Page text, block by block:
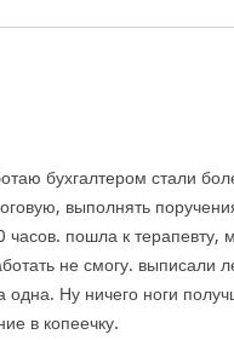
бухгалтером стали
выполнять
часов. пошла к терапевту,
не смогу. выписали
одна. Ну ничего ноги
в копеечку.